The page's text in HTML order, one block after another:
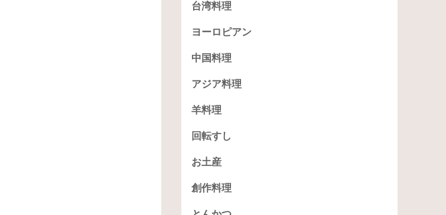
台湾料理
ヨーロピアン
中国料理
アジア料理
羊料理
回転すし
お土産
創作料理